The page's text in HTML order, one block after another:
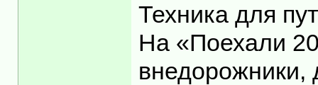
Техника для
На «Поехали
внедорожники,